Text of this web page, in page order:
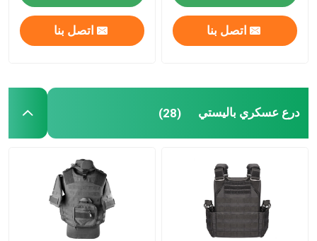
منتجات
جولة في المعمل
اتصل بنا
اتصل بنا اتصل بنا
درع عسكري باليستي (28)